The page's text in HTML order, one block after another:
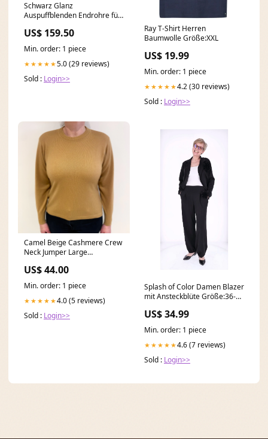
Schwarz Glanz
Auspuffblenden Endrohre für
2024+ et314 A5 Coupe-
8T/Cabrio-8T
US$ 159.50
Min. order: 1 piece
★★★★★5.0 (29 reviews)
Sold : Login>>
Ray T-Shirt Herren
Baumwolle Größe:XXL
US$ 19.99
Min. order: 1 piece
★★★★★4.2 (30 reviews)
Sold : Login>>
Camel Beige Cashmere Crew
Neck Jumper Large
US$ 44.00
Min. order: 1 piece
★★★★★4.0 (5 reviews)
Sold : Login>>
Splash of Color Damen Blazer
mit Ansteckblüte Größe:36-42
US$ 34.99
Min. order: 1 piece
★★★★★4.6 (7 reviews)
Sold : Login>>